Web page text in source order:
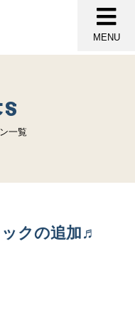
MENU
一覧
クの追加♬